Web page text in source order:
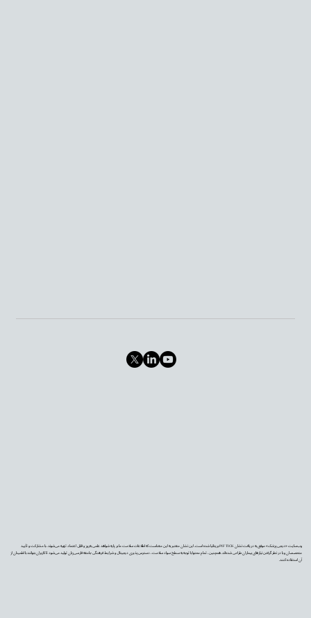
وب‌سایت «دیجی‌پزشک» موفق به دریافت نشان PIF TICK بریتانیا شده است. این نشان معتبر به این معناست که اطلاعات سلامت ما بر پایه شواهد علمی به‌روز و قابل اعتماد تهیه می‌شوند، با مشارکت و تأیید
متخصصان و با در نظر گرفتن نیازهای بیماران طراحی شده‌اند. همچنین، تمام محتوا با توجه به سطح سواد سلامت، دسترس‌پذیری دیجیتال و شرایط فرهنگی جامعه فارسی‌زبان تولید می‌شود تا کاربران بتوانند با اطمینان از
آن استفاده کنند.